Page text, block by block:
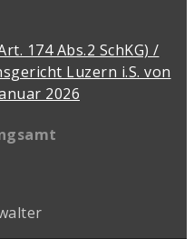
174 Abs.2 SchKG) /
Luzern i.S. von
2026